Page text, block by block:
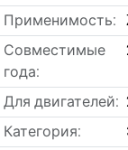
Применимость:
Совместимые
года:
Для двигателей:
Категория: